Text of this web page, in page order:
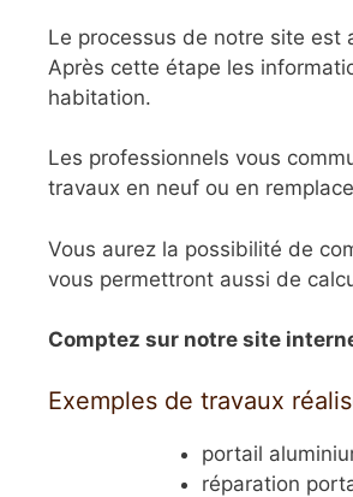
Le processus de notre site est
Après cette étape les
habitation.
Les professionnels vous
travaux en neuf ou en
Vous aurez la possibilité de
vous permettront aussi de
Comptez sur notre site
Exemples de travaux
portail
réparation